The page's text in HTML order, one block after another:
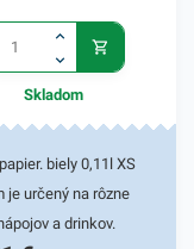
Skladom
biely 0,11l XS
je určený na rôzne
a drinkov.